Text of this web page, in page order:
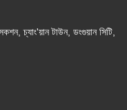
চ্যাং'য়ান টাউন, ডংগুয়ান সিটি,